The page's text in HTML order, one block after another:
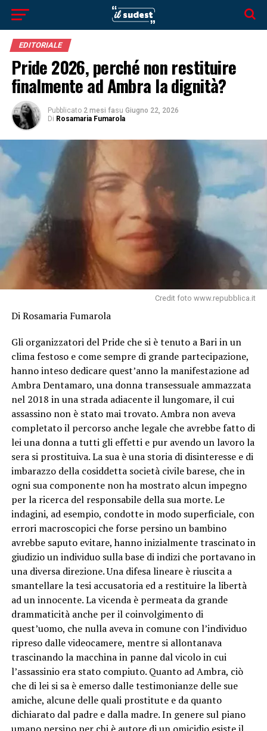
EDITORIALE
Pride 2026, perché non restituire
finalmente ad Ambra la dignità?
Pubblicato 2 mesi fasu Giugno 22, 2026
Di Rosamaria Fumarola
Credit foto www.repubblica.it
Di Rosamaria Fumarola
Gli organizzatori del Pride che si è tenuto a Bari in un
clima festoso e come sempre di grande partecipazione,
hanno inteso dedicare quest’anno la manifestazione ad
Ambra Dentamaro, una donna transessuale ammazzata
nel 2018 in una strada adiacente il lungomare, il cui
assassino non è stato mai trovato. Ambra non aveva
completato il percorso anche legale che avrebbe fatto di
lei una donna a tutti gli effetti e pur avendo un lavoro la
sera si prostituiva. La sua è una storia di disinteresse e di
imbarazzo della cosiddetta società civile barese, che in
ogni sua componente non ha mostrato alcun impegno
per la ricerca del responsabile della sua morte. Le
indagini, ad esempio, condotte in modo superficiale, con
errori macroscopici che forse persino un bambino
avrebbe saputo evitare, hanno inizialmente trascinato in
giudizio un individuo sulla base di indizi che portavano in
una diversa direzione. Una difesa lineare è riuscita a
smantellare la tesi accusatoria ed a restituire la libertà
ad un innocente. La vicenda è permeata da grande
drammaticità anche per il coinvolgimento di
quest’uomo, che nulla aveva in comune con l’individuo
ripreso dalle videocamere, mentre si allontanava
trascinando la macchina in panne dal vicolo in cui
l’assassinio era stato compiuto. Quanto ad Ambra, ciò
che di lei si sa è emerso dalle testimonianze delle sue
amiche, alcune delle quali prostitute e da quanto
dichiarato dal padre e dalla madre. In genere sul piano